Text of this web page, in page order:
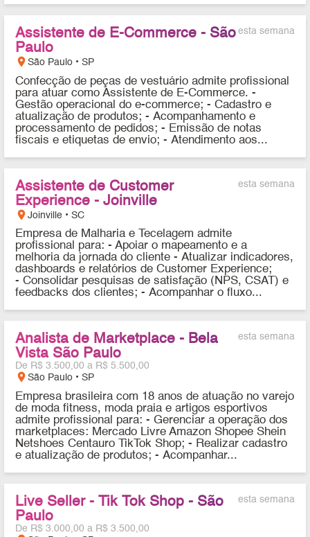
esta semana
Assistente de E-Commerce - São
Paulo
location_onSão Paulo • SP
Confecção de peças de vestuário admite profissional
para atuar como Assistente de E-Commerce. -
Gestão operacional do e-commerce; - Cadastro e
atualização de produtos; - Acompanhamento e
processamento de pedidos; - Emissão de notas
fiscais e etiquetas de envio; - Atendimento aos...
esta semana
Assistente de Customer
Experience - Joinville
location_onJoinville • SC
Empresa de Malharia e Tecelagem admite
profissional para: - Apoiar o mapeamento e a
melhoria da jornada do cliente - Atualizar indicadores,
dashboards e relatórios de Customer Experience;
- Consolidar pesquisas de satisfação (NPS, CSAT) e
feedbacks dos clientes; - Acompanhar o fluxo...
esta semana
Analista de Marketplace - Bela
Vista São Paulo
De R$ 3.500,00 a R$ 5.500,00
location_onSão Paulo • SP
Empresa brasileira com 18 anos de atuação no varejo
de moda fitness, moda praia e artigos esportivos
admite profissional para: - Gerenciar a operação dos
marketplaces: Mercado Livre Amazon Shopee Shein
Netshoes Centauro TikTok Shop; - Realizar cadastro
e atualização de produtos; - Acompanhar...
esta semana
Live Seller - Tik Tok Shop - São
Paulo
De R$ 3.000,00 a R$ 3.500,00